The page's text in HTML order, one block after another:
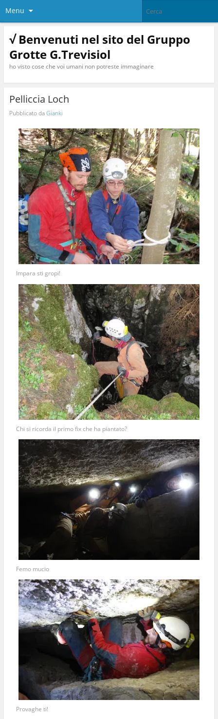
Menu
√ Benvenuti nel sito del Gruppo
Grotte G.Trevisiol
ho visto cose che voi umani non potreste immaginare
Pelliccia Loch
Pubblicato daGianki
Impara sti gropi!
Chi si ricorda il primo fix che ha piantato?
Femo mucio
Provaghe ti!